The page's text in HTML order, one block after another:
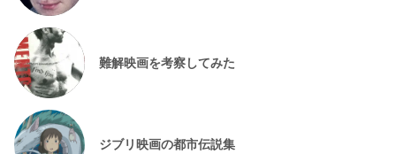
難解映画を考察してみた
ジブリ映画の都市伝説集